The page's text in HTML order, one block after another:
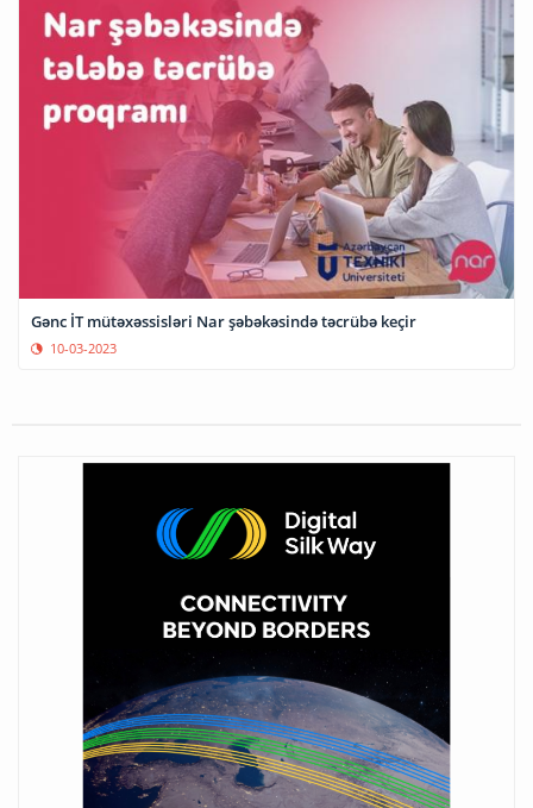
Gənc İT mütəxəssisləri Nar şəbəkəsində təcrübə keçir
10-03-2023